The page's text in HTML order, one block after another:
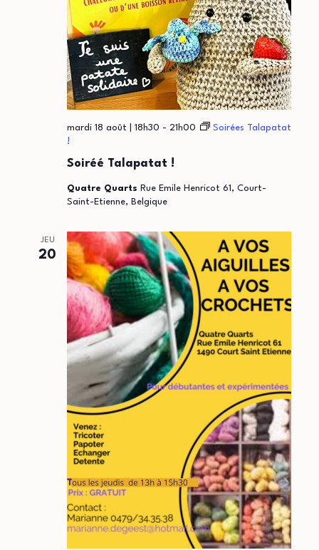
Soiréé Talapatat !
mardi 18 août | 18h30 - 21h00
Soirées Talapatat
!
Quatre Quarts Rue Emile Henricot 61, Court-
Saint-Etienne, Belgique
JEU
20